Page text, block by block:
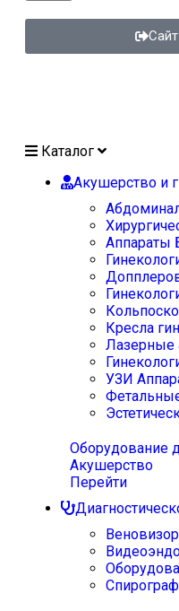
Каталог
Акушерство и
Аппараты
Кресла
Лазерные
УЗИ
Оборудование
Акушерство
Перейти